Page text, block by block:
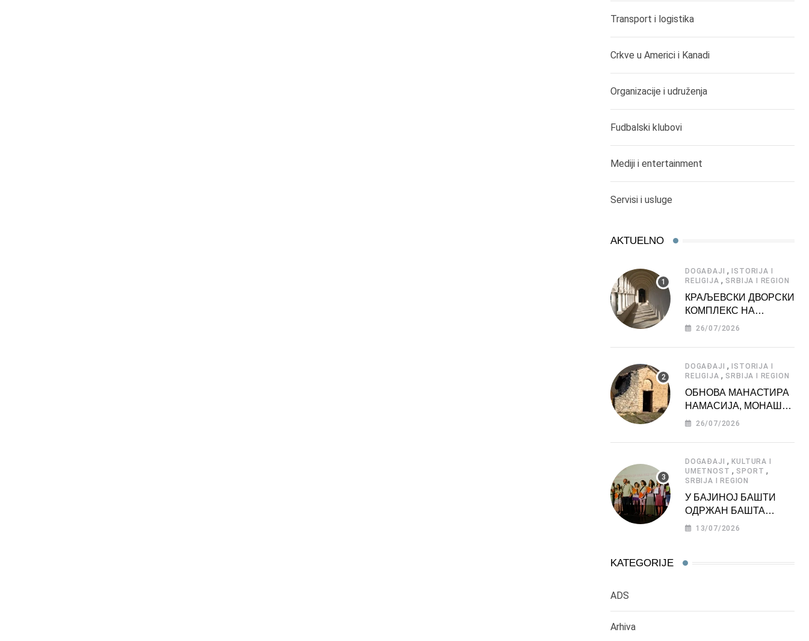
Transport i logistika
Crkve u Americi i Kanadi
Organizacije i udruženja
Fudbalski klubovi
Mediji i entertainment
Servisi i usluge
AKTUELNO
DOGAĐAJI , ISTORIJA I
RELIGIJA , SRBIJA I REGION
КРАЉЕВСКИ ДВОРСКИ
КОМПЛЕКС НА
ДЕДИЊУ –
АТРАКЦИЈА
26/07/2026
DOGAĐAJI , ISTORIJA I
RELIGIJA , SRBIJA I REGION
ОБНОВА МАНАСТИРА
НАМАСИЈА, МОНАШКЕ
ЗАДУЖБИНЕ
26/07/2026
DOGAĐAJI ,KULTURA I
UMETNOST , SPORT ,
SRBIJA I REGION
У БАЈИНОЈ БАШТИ
ОДРЖАН БАШТА
ФЕСТ 2026
13/07/2026
KATEGORIJE
ADS
Arhiva